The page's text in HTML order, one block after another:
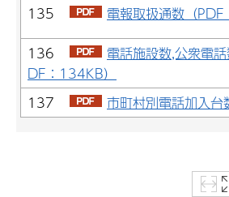
135
電報取扱通数（PDF
136
電話施設数,公衆電
DF：134KB）
137
市町村別電話加入台